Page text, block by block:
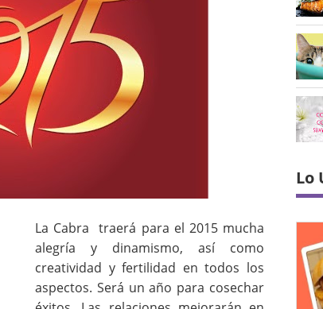
La Cabra traerá para el 2015 mucha
alegría y dinamismo, así como
creatividad y fertilidad en todos los
aspectos. Será un año para cosechar
Lo